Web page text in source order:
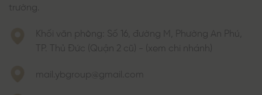
trường.
Khối văn phòng: Số 16, đường M, Phường An Phú,
TP. Thủ Đức (Quận 2 cũ) - (xem chi nhánh)
mail.ybgroup@gmail.com